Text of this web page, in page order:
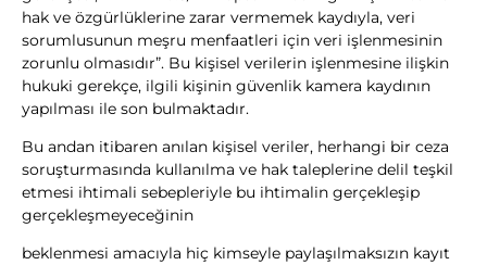
hak ve özgürlüklerine zarar vermemek kaydıyla, veri
sorumlusunun meşru menfaatleri için veri işlenmesinin
zorunlu olmasıdır”. Bu kişisel verilerin işlenmesine ilişkin
hukuki gerekçe, ilgili kişinin güvenlik kamera kaydının
yapılması ile son bulmaktadır.
Bu andan itibaren anılan kişisel veriler, herhangi bir ceza
soruşturmasında kullanılma ve hak taleplerine delil teşkil
etmesi ihtimali sebepleriyle bu ihtimalin gerçekleşip
gerçekleşmeyeceğinin
beklenmesi amacıyla hiç kimseyle paylaşılmaksızın kayıt